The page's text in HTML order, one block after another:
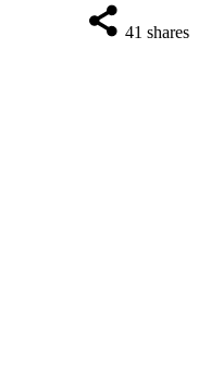
41 shares